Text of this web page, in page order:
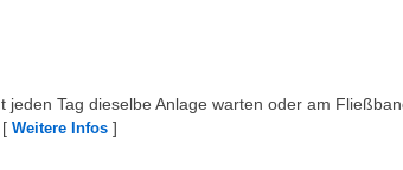
Tag dieselbe Anlage warten oder am
[ Weitere Infos ]